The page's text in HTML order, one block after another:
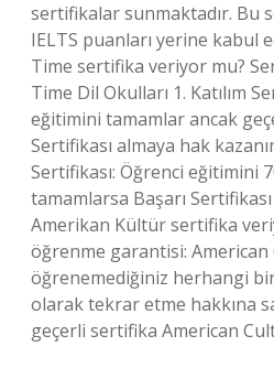
sertifikalar sunmaktadır. Bu
IELTS puanları yerine kabul
Time sertifika veriyor mu?
Time Dil Okulları 1. Katılım
eğitimini tamamlar ancak
Sertifikası almaya hak
Sertifikası: Öğrenci eğitimini
tamamlarsa Başarı
Amerikan Kültür sertifika
öğrenme garantisi: American
öğrenemediğiniz herhangi
olarak tekrar etme hakkına
geçerli sertifika American